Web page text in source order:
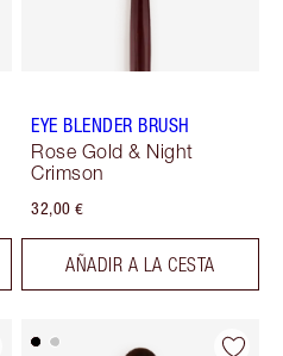
EYE BLENDER BRUSH
Rose Gold & Night
Crimson
32,00 €
AÑADIR A LA CESTA